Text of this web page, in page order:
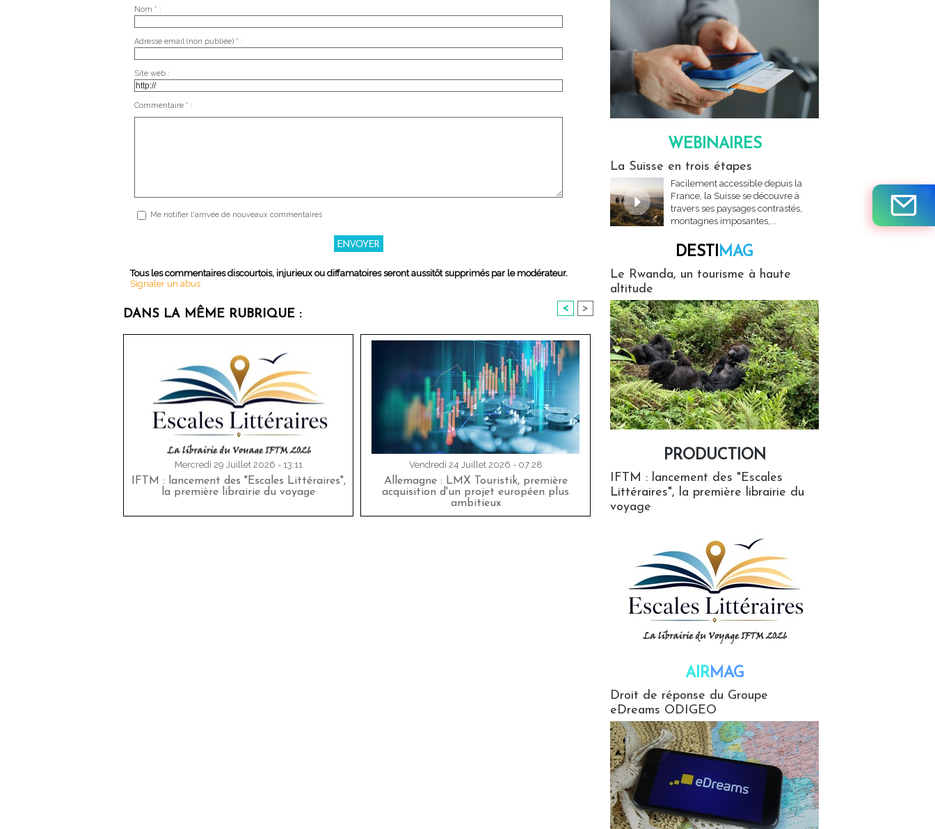
Nom * :
Adresse email (non publiée) * :
Site web :
Commentaire * :
Me notifier l'arrivée de nouveaux commentaires
Tous les commentaires discourtois, injurieux ou diffamatoires seront aussitôt supprimés par le modérateur.
Signaler un abus
DANS LA MÊME RUBRIQUE : < >
Mercredi 29 Juillet 2026 - 13:11
IFTM : lancement des "Escales Littéraires",
la première librairie du voyage
Vendredi 24 Juillet 2026 - 07:28
Allemagne : LMX Touristik, première
acquisition d'un projet européen plus
ambitieux
WEBINAIRES
La Suisse en trois étapes
Facilement accessible depuis la
France, la Suisse se découvre à
travers ses paysages contrastés,
montagnes imposantes,...
DESTIMAG
Le Rwanda, un tourisme à haute
altitude
PRODUCTION
IFTM : lancement des "Escales
Littéraires", la première librairie du
voyage
AIRMAG
Droit de réponse du Groupe
eDreams ODIGEO